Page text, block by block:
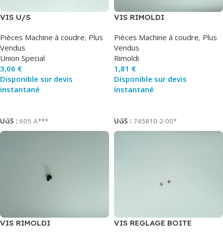
VIS U/S
Pièces Machine à coudre, Plus
Vendus
Union Special
3,06 €
Disponible sur devis
instantané
UGS : 605 A***
VIS RIMOLDI
Pièces Machine à coudre, Plus
Vendus
Rimoldi
1,81 €
Disponible sur devis
instantané
UGS : 745810-2-00*
VIS RIMOLDI
VIS REGLAGE BOITE